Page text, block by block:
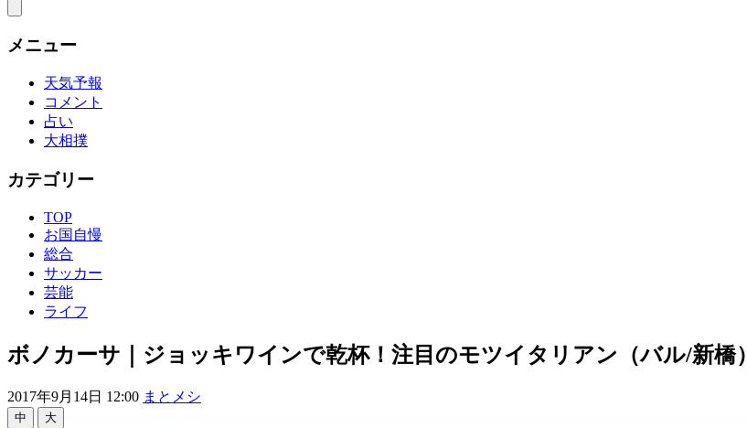
メニュー
天気予報
コメント
占い
大相撲
カテゴリー
TOP
お国自慢
総合
サッカー
芸能
ライフ
ボノカーサ｜ジョッキワインで乾杯！注目のモツイタリアン（バル/新橋）
2017年9月14日 12:00 まとメシ
中 大